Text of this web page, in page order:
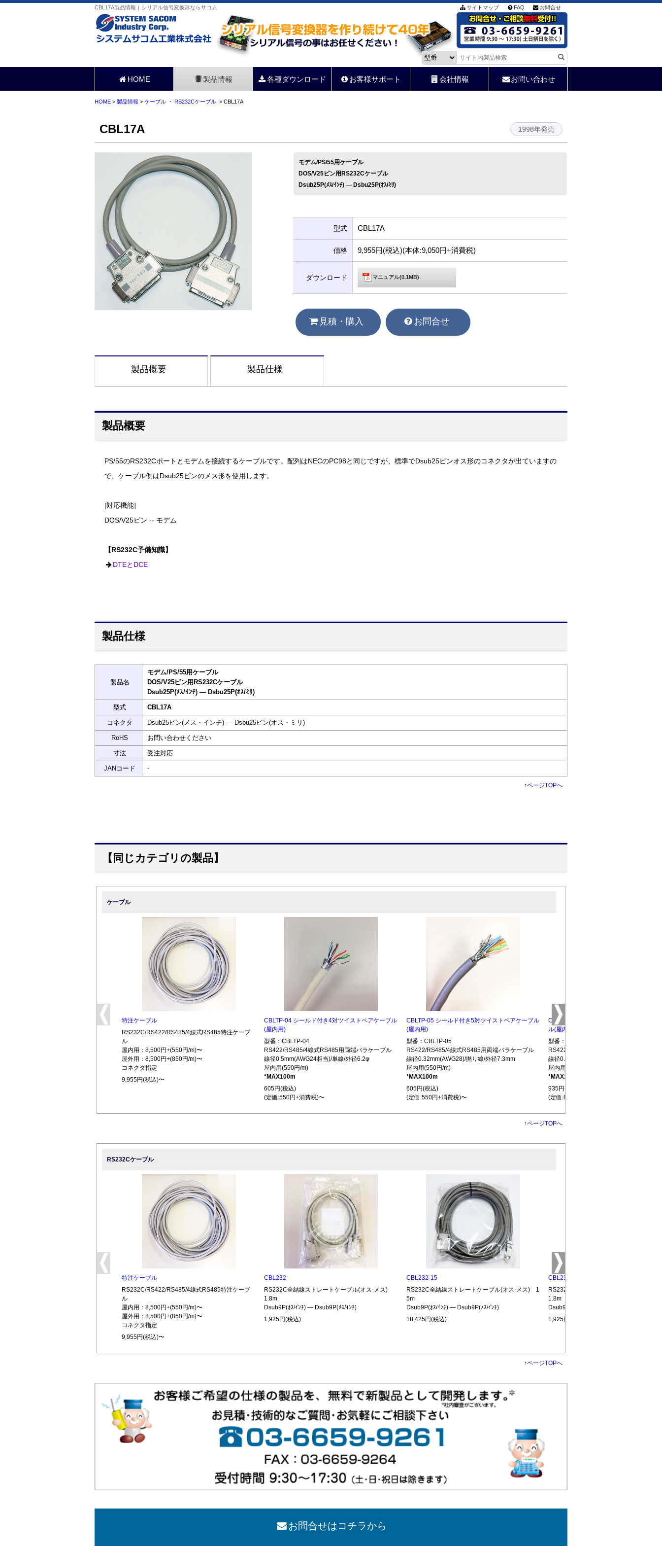
CBL17A製品情報｜シリアル信号変換器ならサコム サイトマップ FAQ お問合せ
HOME 製品情報 各種ダウンロード お客様サポート 会社情報 お問い合わせ
HOME > 製品情報 > ケーブル ・ RS232Cケーブル > CBL17A
CBL17A 1998年発売
モデム/PS/55用ケーブル
DOS/V25ピン用RS232Cケーブル
Dsub25P(ﾒｽ/ｲﾝﾁ) ― Dsbu25P(ｵｽ/ﾐﾘ)
型式 CBL17A
価格 9,955円(税込)(本体:9,050円+消費税)
ダウンロード マニュアル(0.1MB)
見積・購入 お問合せ
製品概要 製品仕様
製品概要
PS/55のRS232Cポートとモデムを接続するケーブルです。配列はNECのPC98と同じですが、標準でDsub25ピンオス形のコネクタが出ていますの
で、ケーブル側はDsub25ピンのメス形を使用します。
[対応機能]
DOS/V25ピン -- モデム
【RS232C予備知識】
DTEとDCE
製品仕様
製品名
モデム/PS/55用ケーブル
DOS/V25ピン用RS232Cケーブル
Dsub25P(ﾒｽ/ｲﾝﾁ) ― Dsbu25P(ｵｽ/ﾐﾘ)
型式 CBL17A
コネクタ Dsub25ピン(メス・インチ) ― Dsbu25ピン(オス・ミリ)
RoHS お問い合わせください
寸法 受注対応
JANコード -
↑ページTOPへ
【同じカテゴリの製品】
ケーブル
特注ケーブル
RS232C/RS422/RS485/4線式RS485特注ケーブ
ル
屋内用：8,500円+(550円/m)〜
屋外用：8,500円+(850円/m)〜
コネクタ指定
9,955円(税込)〜
CBLTP-04 シールド付き4対ツイストペアケーブル
(屋内用)
型番：CBLTP-04
RS422/RS485/4線式RS485用両端バラケーブル
線径0.5mm(AWG24相当)/単線/外径6.2φ
屋内用(550円/m)
*MAX100m
605円(税込)
(定価:550円+消費税)〜
CBLTP-05 シールド付き5対ツイストペアケーブル
(屋内用)
型番：CBLTP-05
RS422/RS485/4線式RS485用両端バラケーブル
線径0.32mm(AWG28)/撚り線/外径7.3mm
屋内用(550円/m)
*MAX100m
605円(税込)
(定価:550円+消費税)〜
CBLTP-10 シールド付き10対ツイストペ
ル(屋内用)
型番：CBLTP-10
RS422/RS485/4線式RS485用両端バラケ
線径0.32mm(AWG28)/撚り線/外径12.7mm
屋内用(850円/m)
*MAX100m
935円(税込)
(定価:850円+消費税)〜
↑ページTOPへ
RS232Cケーブル
特注ケーブル
RS232C/RS422/RS485/4線式RS485特注ケーブ
ル
屋内用：8,500円+(550円/m)〜
屋外用：8,500円+(850円/m)〜
コネクタ指定
9,955円(税込)〜
CBL232
RS232C全結線ストレートケーブル(オス-メス)
1.8m
Dsub9P(ｵｽ/ｲﾝﾁ) ― Dsub9P(ﾒｽ/ｲﾝﾁ)
1,925円(税込)
CBL232-15
RS232C全結線ストレートケーブル(オス-メス) 1
5m
Dsub9P(ｵｽ/ｲﾝﾁ) ― Dsub9P(ﾒｽ/ｲﾝﾁ)
18,425円(税込)
CBL232-MM
RS232C全結線ストレートケーブル(オ
1.8m
Dsub9P(ｵｽ/ｲﾝﾁ) ― Dsub9P(ｵｽ/ｲﾝﾁ)
1,925円(税込)
↑ページTOPへ
お問合せはコチラから